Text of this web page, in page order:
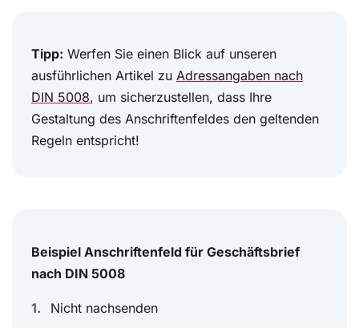
Tipp: Werfen Sie einen Blick auf unseren
ausführlichen Artikel zu Adressangaben nach
DIN 5008, um sicherzustellen, dass Ihre
Gestaltung des Anschriftenfeldes den geltenden
Regeln entspricht!
Beispiel Anschriftenfeld für Geschäftsbrief
nach DIN 5008
Nicht nachsenden